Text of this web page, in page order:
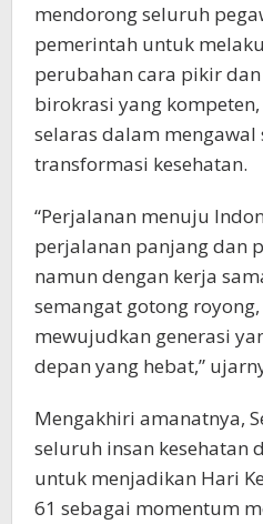
mendorong seluruh
pemerintah untuk
perubahan cara pikir
birokrasi yang
selaras dalam mengawal
transformasi kesehatan.
“Perjalanan menuju
perjalanan panjang dan
namun dengan kerja
semangat gotong
mewujudkan generasi
depan yang hebat,”
Mengakhiri amanatnya,
seluruh insan kesehatan
untuk menjadikan Hari
61 sebagai momentum